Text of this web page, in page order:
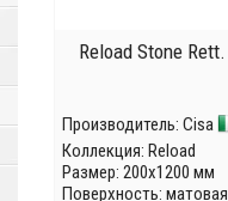
Reload Stone Rett.
Производитель: Cisa
Коллекция: Reload
Размер: 200x1200 мм
Поверхность: матовая